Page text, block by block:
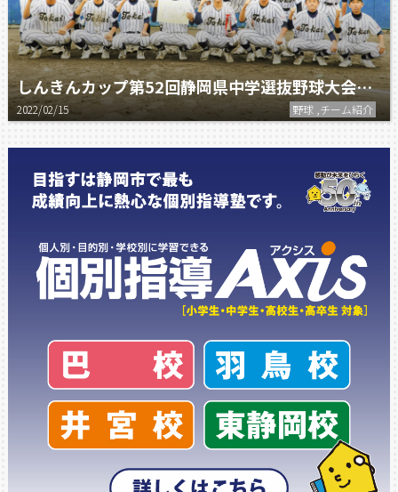
しんきんカップ第52回静岡県中学選抜野球大会静岡市出場校特集！
2022/02/15 野球 ,チーム紹介